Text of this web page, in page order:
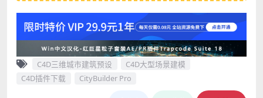
C4D三维城市建筑预设
C4D大型场景建模
C4D插件下载
CityBuilder Pro